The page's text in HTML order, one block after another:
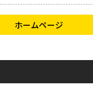
ホームページ